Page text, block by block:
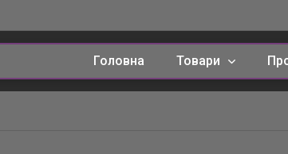
Головна Товари